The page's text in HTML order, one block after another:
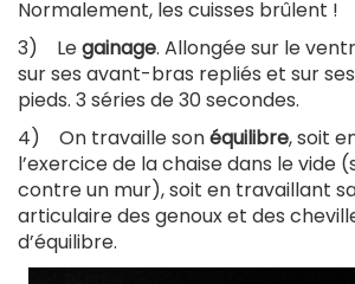
Normalement, les cuisses brûlent !
3) Legainage. Allongée sur le
sur ses avant-bras repliés et sur
pieds. 3 séries de 30 secondes.
4) On travaille sonéquilibre, soit
l’exercice de la chaise dans le vide
contre un mur), soit en travaillant
articulaire des genoux et des
d’équilibre.